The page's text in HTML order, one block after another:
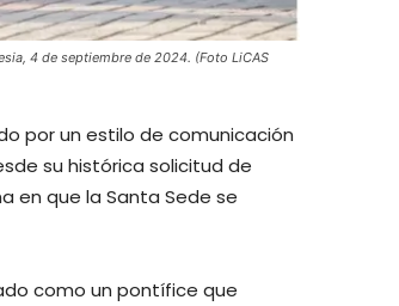
4 de septiembre de 2024. (Foto LiCAS
por un estilo de comunicación
su histórica solicitud de
en que la Santa Sede se
como un pontífice que